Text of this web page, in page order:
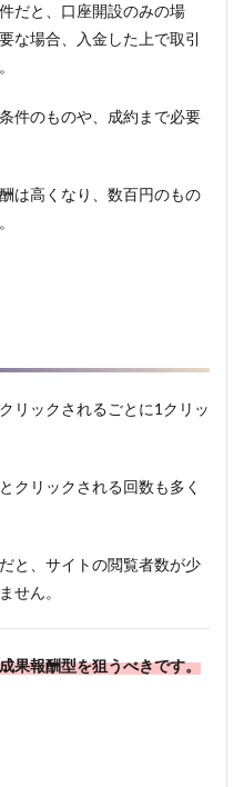
だと、口座開設のみの場
な場合、入金した上で取引
件のものや、成約まで必要
は高くなり、数百円のもの
リックされるごとに1クリッ
クリックされる回数も多く
と、サイトの閲覧者数が少
せん。
果報酬型を狙うべきです。